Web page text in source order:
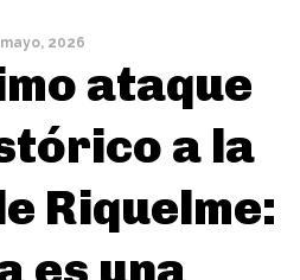
2026
ataque
a la
Riquelme: